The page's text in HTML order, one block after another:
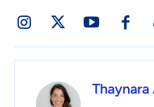
Thaynara